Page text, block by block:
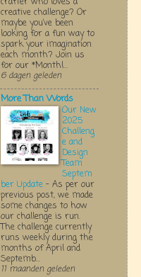
creative challenge? Or
maybe you’ve been
looking for a fun way to
spark your imagination
each month? Join us
for our *Monthl...
6 dagen geleden
More Than Words
Our New
2025
Challeng
e and
Design
Team
Septem
ber Update - As per our
previous post, we made
some changes to how
our challenge is run.
The challenge currently
runs weekly during the
months of April and
Septemb...
11 maanden geleden